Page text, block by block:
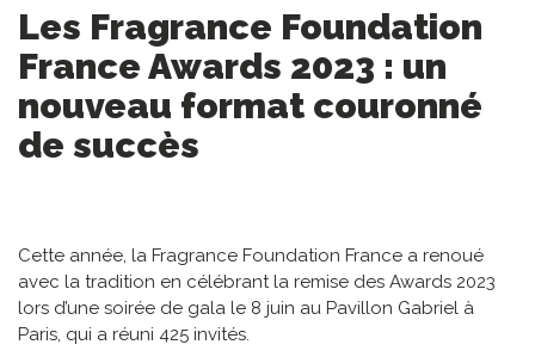
Les Fragrance Foundation
France Awards 2023 : un
nouveau format couronné
de succès
Cette année, la Fragrance Foundation France a renoué
avec la tradition en célébrant la remise des Awards 2023
lors d’une soirée de gala le 8 juin au Pavillon Gabriel à
Paris, qui a réuni 425 invités.